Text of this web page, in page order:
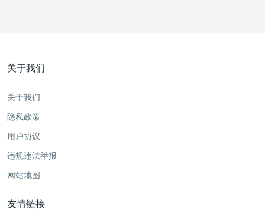
关于我们
关于我们
隐私政策
用户协议
违规违法举报
网站地图
友情链接